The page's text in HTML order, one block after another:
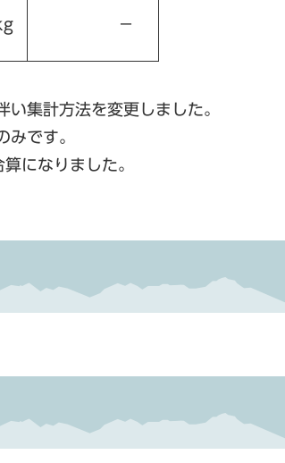
－
集計方法を変更しました。
です。
になりました。